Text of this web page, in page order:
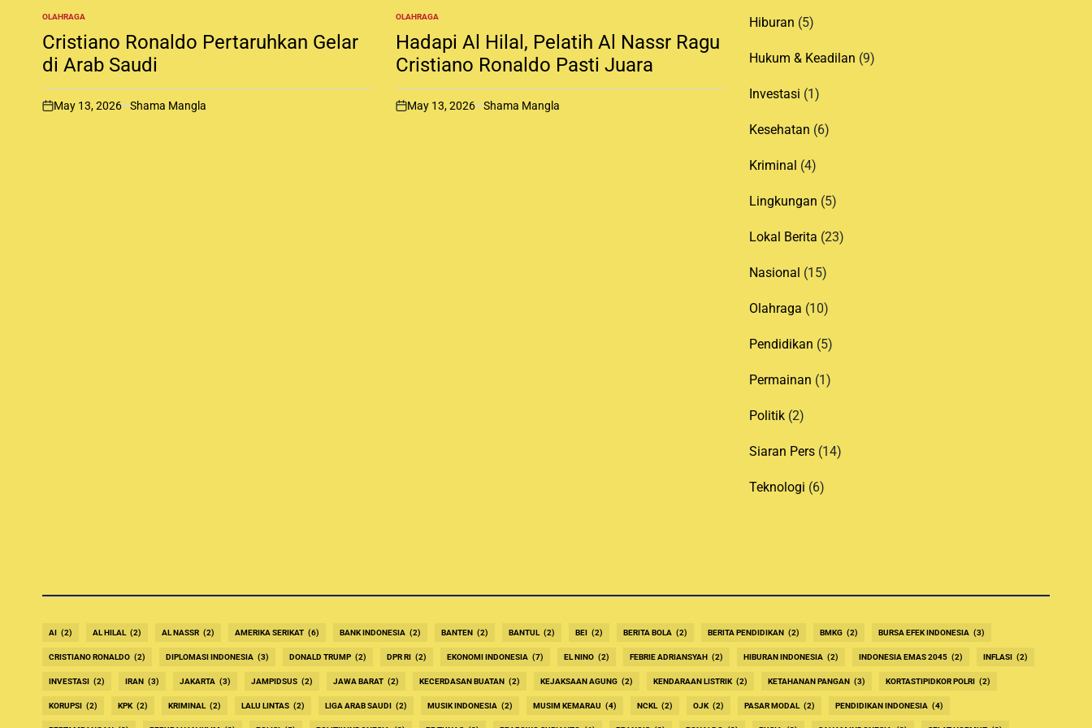
P
O
S
E
N
OLAHRAGA
Cristiano Ronaldo Pertaruhkan Gelar
di Arab Saudi
o
May 13, 2026 Shama Mangla
P
O
T
E
N
OLAHRAGA
Hadapi Al Hilal, Pelatih Al Nassr Ragu
Cristiano Ronaldo Pasti Juara
o
May 13, 2026 Shama Mangla
Hiburan (5)
Hukum & Keadilan (9)
Investasi (1)
Kesehatan (6)
Kriminal (4)
Lingkungan (5)
Lokal Berita (23)
Nasional (15)
Olahraga (10)
Pendidikan (5)
Permainan (1)
Politik (2)
Siaran Pers (14)
Teknologi (6)
AI (2) AL HILAL (2) AL NASSR (2) AMERIKA SERIKAT (6) BANK INDONESIA (2) BANTEN (2) BANTUL (2) BEI (2) BERITA BOLA (2) BERITA PENDIDIKAN (2) BMKG (2) BURSA EFEK INDONESIA (3)
CRISTIANO RONALDO (2) DIPLOMASI INDONESIA (3) DONALD TRUMP (2) DPR RI (2) EKONOMI INDONESIA (7) EL NINO (2) FEBRIE ADRIANSYAH (2) HIBURAN INDONESIA (2) INDONESIA EMAS 2045 (2) INFLASI (2)
INVESTASI (2) IRAN (3) JAKARTA (3) JAMPIDSUS (2) JAWA BARAT (2) KECERDASAN BUATAN (2) KEJAKSAAN AGUNG (2) KENDARAAN LISTRIK (2) KETAHANAN PANGAN (3) KORTASTIPIDKOR POLRI (2)
KORUPSI (2) KPK (2) KRIMINAL (2) LALU LINTAS (2) LIGA ARAB SAUDI (2) MUSIK INDONESIA (2) MUSIM KEMARAU (4) NCKL (2) OJK (2) PASAR MODAL (2) PENDIDIKAN INDONESIA (4)